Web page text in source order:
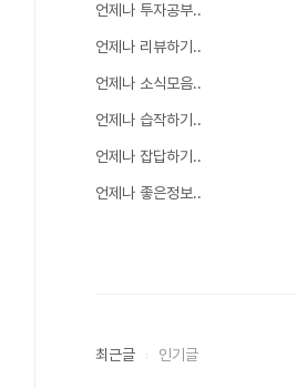
언제나 투자공부..
언제나 리뷰하기..
언제나 소식모음..
언제나 습작하기..
언제나 잡답하기..
언제나 좋은정보..
최근글 인기글